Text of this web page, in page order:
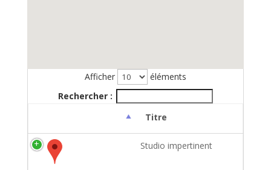
Afficher
éléments
Rechercher :
Titre
Studio impertinent